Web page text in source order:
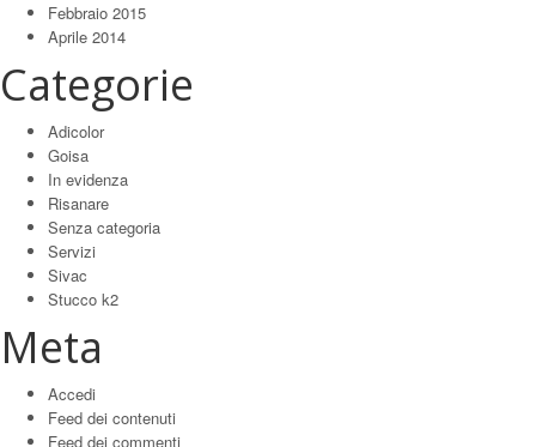
Febbraio 2015
Aprile 2014
Categorie
Adicolor
Goisa
In evidenza
Risanare
Senza categoria
Servizi
Sivac
Stucco k2
Meta
Accedi
Feed dei contenuti
Feed dei commenti